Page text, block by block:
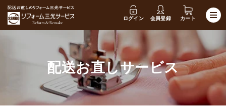
ログイン 会員登録 カート
配送お直しサービス